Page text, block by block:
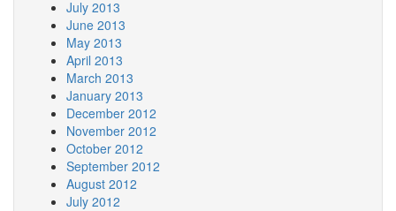
July 2013
June 2013
May 2013
April 2013
March 2013
January 2013
December 2012
November 2012
October 2012
September 2012
August 2012
July 2012